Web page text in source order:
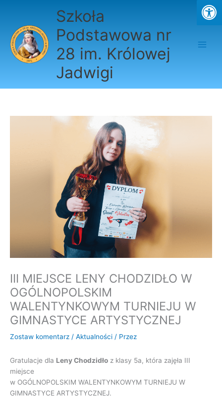
Szkoła
Podstawowa nr
28 im. Królowej
Jadwigi
III MIEJSCE LENY CHODZIDŁO W
OGÓLNOPOLSKIM
WALENTYNKOWYM TURNIEJU W
GIMNASTYCE ARTYSTYCZNEJ
Zostaw komentarz / Aktualności / Przez
Gratulacje dla Leny Chodzidło z klasy 5a, która zajęła III
miejsce
w OGÓLNOPOLSKIM WALENTYNKOWYM TURNIEJU W
GIMNASTYCE ARTYSTYCZNEJ.